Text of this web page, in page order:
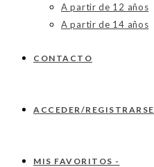
A partir de 12 años
A partir de 14 años
CONTACTO
ACCEDER/REGISTRARSE
MIS FAVORITOS -